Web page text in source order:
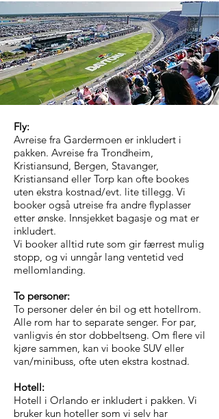
Fly:
Avreise fra Gardermoen er inkludert i
pakken. Avreise fra Trondheim,
Kristiansund, Bergen, Stavanger,
Kristiansand eller Torp kan ofte bookes
uten ekstra kostnad/evt. lite tillegg. Vi
booker også utreise fra andre flyplasser
etter ønske. Innsjekket bagasje og mat er
inkludert.
Vi booker alltid rute som gir færrest mulig
stopp, og vi unngår lang ventetid ved
mellomlanding.
To personer:
To personer deler én bil og ett hotellrom.
Alle rom har to separate senger. For par,
vanligvis én stor dobbeltseng. Om flere vil
kjøre sammen, kan vi booke SUV eller
van/minibuss, ofte uten ekstra kostnad.
Hotell:
Hotell i Orlando er inkludert i pakken. Vi
bruker kun hoteller som vi selv har